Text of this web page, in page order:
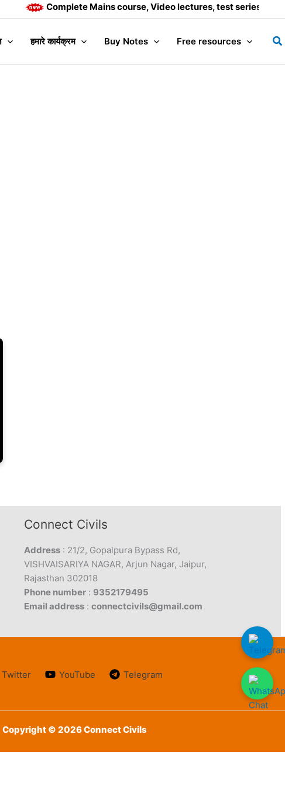
Complete Mains course, Video lectures, test series and
हमारे कार्यक्रम Buy Notes Free resources
Connect Civils
Address : 21/2, Gopalpura Bypass Rd,
VISHVAISARIYA NAGAR, Arjun Nagar, Jaipur,
Rajasthan 302018
Phone number : 9352179495
Email address :connectcivils@gmail.com
Twitter YouTube Telegram
Copyright © 2026 Connect Civils